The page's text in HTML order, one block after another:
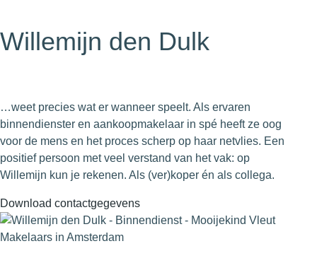
Willemijn den Dulk
…weet precies wat er wanneer speelt. Als ervaren
binnendienster en aankoopmakelaar in spé heeft ze oog
voor de mens en het proces scherp op haar netvlies. Een
positief persoon met veel verstand van het vak: op
Willemijn kun je rekenen. Als (ver)koper én als collega.
Download contactgegevens